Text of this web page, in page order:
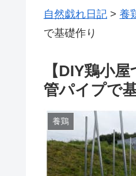
自然戯れ日記 > 養
で基礎作り
【DIY鶏小
管パイプで
養鶏